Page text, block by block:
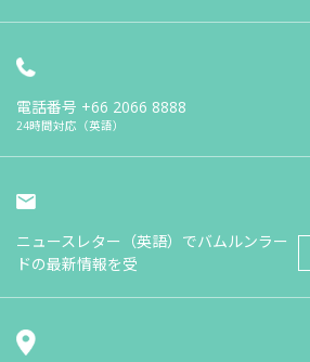
電話番号 +66 2066 8888
24時間対応（英語）
ニュースレター（英語）でバムルンラー
ドの最新情報を受